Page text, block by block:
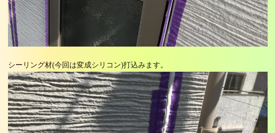
シーリング材(今回は変成シリコン)打込みます。